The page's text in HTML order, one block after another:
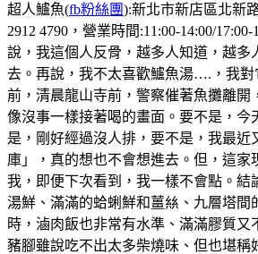
超人鱸魚(fb粉絲團):新北市新店區北新
2912 4790，營業時間:11:00-14:00/
說，我這個人反骨，越多人知道，越多
去。再說，我不太喜歡鱸魚湯….，我對
前，清晨龍山寺前，警察催著魚攤離開
像沒事一樣接著喝的畫面。要不是，今
是，剛好經過沒人排，要不是，我最近
庫」，真的想也不會想進去。但，這家
我，即便下次看到，我一樣不會點。結
湯鮮、滿滿的蛤蜊鮮和薑𢇃、九層塔間
時，滷肉飯也非常有水準、滿滿膠質又
豬腳雖說吃不出太多柴燒味、但也堪稱